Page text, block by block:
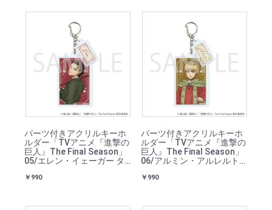
パーツ付きアクリルキーホ
ルダー「TVアニメ『進撃の
巨人』The Final Season」
05/エレン・イェーガー タ
スト)
￥990
パーツ付きアクリルキーホ
ルダー「TVアニメ『進撃の
巨人』The Final Season」
06/アルミン・アルレルト
ラスト)
￥990